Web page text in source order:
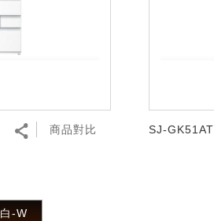
商品對比
-W
SJ-GK51AT